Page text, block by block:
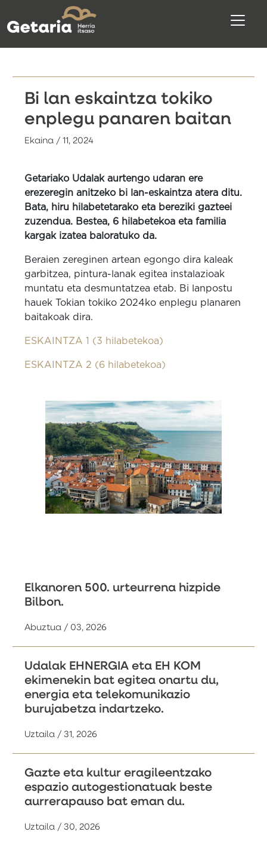
Bi lan eskaintza tokiko
enplegu panaren baitan
Ekaina / 11, 2024
Getariako Udalak aurtengo udaran ere
erezeregin anitzeko bi lan-eskaintza atera ditu.
Bata, hiru hilabetetarako eta bereziki gazteei
zuzendua. Bestea, 6 hilabetekoa eta familia
kargak izatea baloratuko da.
Beraien zereginen artean egongo dira kaleak
garbitzea, pintura-lanak egitea instalazioak
muntatu eta desmuntatzea etab. Bi lanpostu
hauek Tokian tokiko 2024ko enplegu planaren
baitakoak dira.
ESKAINTZA 1 (3 hilabetekoa)
ESKAINTZA 2 (6 hilabetekoa)
Elkanoren 500. urteurrena hizpide
Bilbon.
Abuztua / 03, 2026
Udalak EHNERGIA eta EH KOM
ekimenekin bat egitea onartu du,
energia eta telekomunikazio
burujabetza indartzeko.
Uztaila / 31, 2026
Gazte eta kultur eragileentzako
espazio autogestionatuak beste
aurrerapauso bat eman du.
Uztaila / 30, 2026